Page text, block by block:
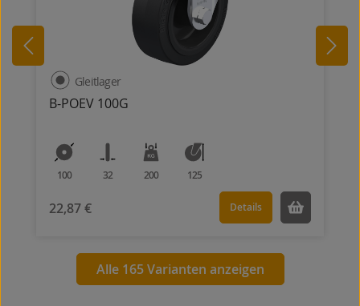
B-POEV 100G
Gleitlager
100 32 200 125
22,87 € Details
Alle 165 Varianten anzeigen